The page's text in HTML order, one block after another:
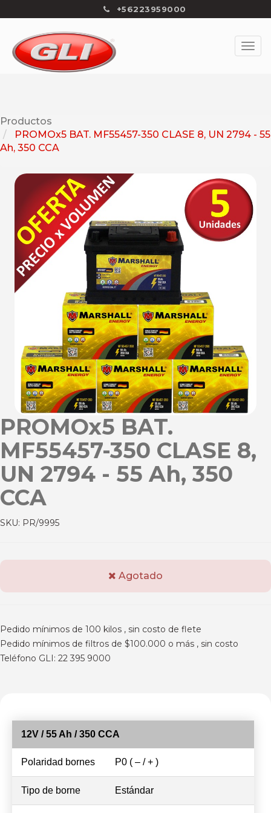
+56223959000
Productos
PROMOx5 BAT. MF55457-350 CLASE 8, UN 2794 - 55
Ah, 350 CCA
PROMOx5 BAT.
MF55457-350 CLASE 8,
UN 2794 - 55 Ah, 350
CCA
SKU: PR/9995
Agotado
Pedido mínimos de 100 kilos , sin costo de flete
Pedido mínimos de filtros de $100.000 o más , sin costo
Teléfono GLI: 22 395 9000
12V / 55 Ah / 350 CCA
Polaridad bornes P0 ( – / + )
Tipo de borne Estándar